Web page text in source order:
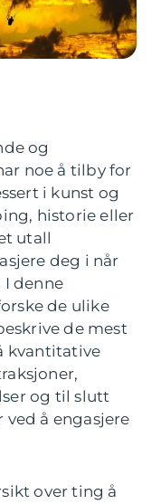
og
noe å tilby for
i kunst og
historie eller
utall
deg i når
I denne
de ulike
de mest
kvantitative
og til slutt
å engasjere
over ting å